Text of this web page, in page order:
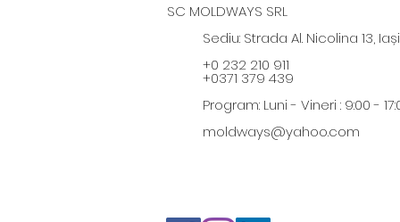
SC MOLDWAYS SRL
Sediu: Strada Al. Nicolina 13,
+0 232 210 911
+0371 379 439
Program: Luni - Vineri : 9:00 -
moldways@yahoo.com